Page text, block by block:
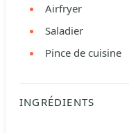
Airfryer
Saladier
Pince de cuisine
INGRÉDIENTS